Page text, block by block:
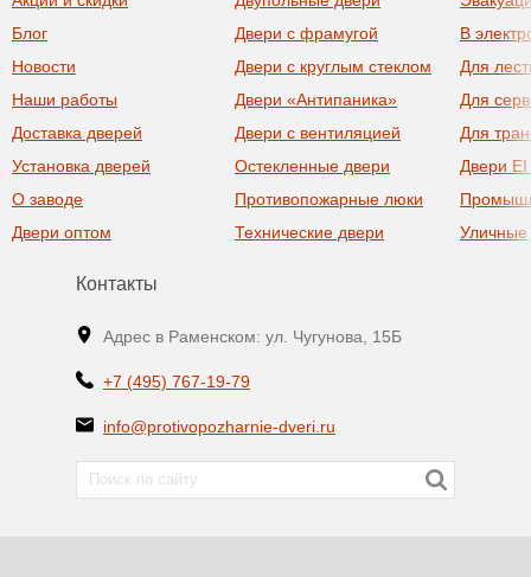
Блог
Новости
Наши работы
Доставка дверей
Установка дверей
О заводе
Двери оптом
Двери с фрамугой
Двери с круглым стеклом
Двери «Антипаника»
Двери с вентиляцией
Остекленные двери
Противопожарные люки
Технические двери
В
Для
Для
Для
Двери
Уличные
Контакты
Адрес в Раменском: ул. Чугунова, 15Б
+7 (495) 767-19-79
info@protivopozharnie-dveri.ru